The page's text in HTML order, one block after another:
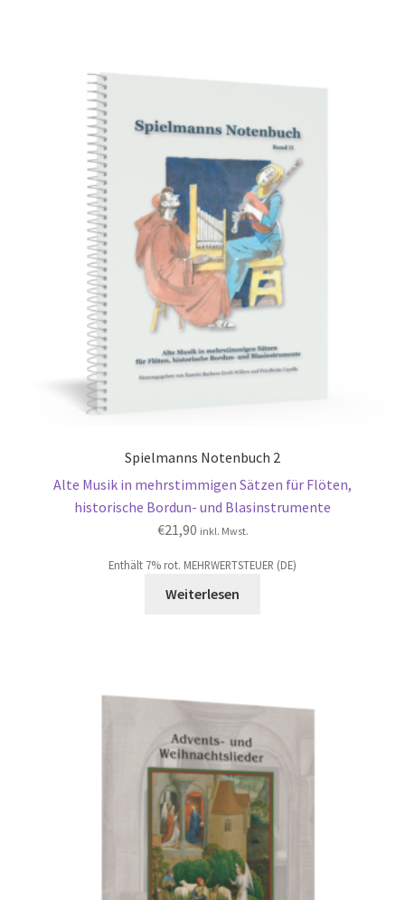
Spielmanns Notenbuch 2
Alte Musik in mehrstimmigen Sätzen für Flöten,
historische Bordun- und Blasinstrumente
€21,90 inkl. Mwst.
Enthält 7% rot. MEHRWERTSTEUER (DE)
Weiterlesen